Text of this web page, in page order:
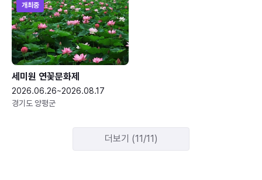
개최중
세미원 연꽃문화제
2026.06.26~2026.08.17
경기도 양평군
더보기 (11/11)